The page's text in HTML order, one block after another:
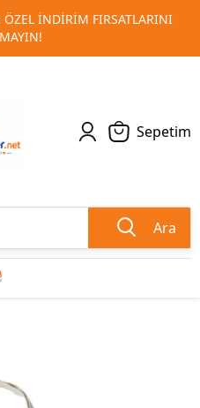
VE MATBAA
TESLIMAT!
2
Sepetim
Ara